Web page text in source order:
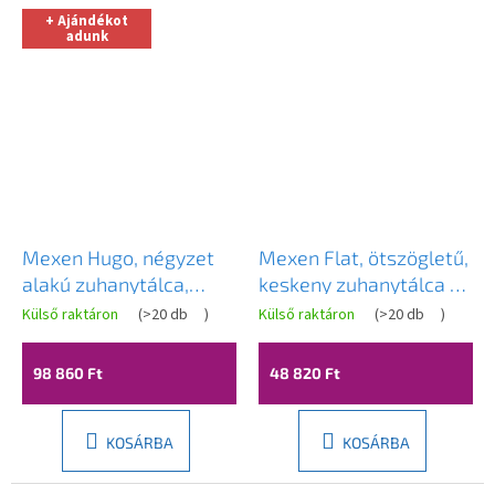
+ Ajándékot
adunk
Mexen Hugo, négyzet
alakú zuhanytálca,
SMC, 100x100cm, bézs,
arany borítás,
42691010-G
Külső raktáron (>20 db )
98 860 Ft
KOSÁRBA
Mexen Flat, ötszögletű,
keskeny zuhanytálca 90
x 90 cm, fekete, + króm
szifon - 41P709090
Külső raktáron (>20 db )
48 820 Ft
KOSÁRBA